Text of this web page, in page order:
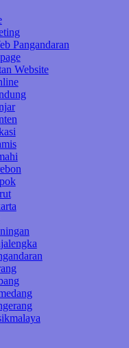
Pangandaran
Website